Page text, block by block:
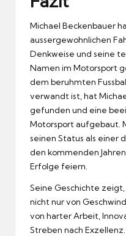
Michael Beckenbauer
aussergewohnlichen
Denkweise und seine
Namen im Motorsport
dem beruhmten
verwandt ist, hat
gefunden und eine
Motorsport aufgebaut.
seinen Status als einer
den kommenden
Erfolge feiern.
Seine Geschichte
nicht nur von
von harter Arbeit,
Streben nach Exzellenz.